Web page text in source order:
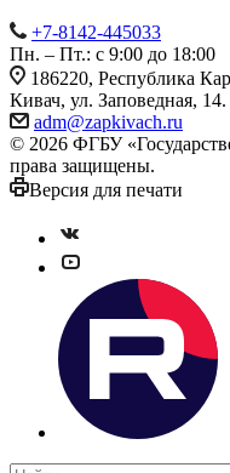
+7-8142-445033
Пн. – Пт.: с 9:00 до 18:00
186220, Республика
Кивач, ул. Заповедная, 14.
adm@zapkivach.ru
© 2026 ФГБУ
права защищены.
Версия для печати